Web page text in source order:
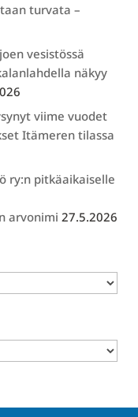
turvata –
vesistössä
näkyy
viime vuodet
Itämeren tilassa
ry:n pitkäaikaiselle
arvonimi 27.5.2026